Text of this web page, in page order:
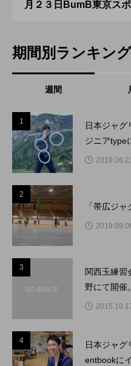
月２３日BumB東京ス
期間別ランキング
週間
1
日本ジャグ
ジニアtype
2
「帯広ジ
3
関西玉練習
野にて開催。
4
日本ジャグ
entbookに